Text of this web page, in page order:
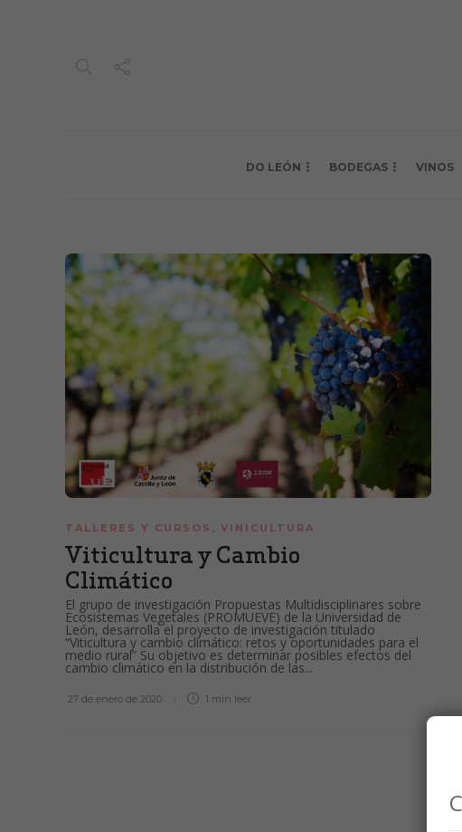
DO LEÓN BODEGAS VINOS
TALLERES Y CURSOS , VINICULTURA
Viticultura y Cambio
Climático
El grupo de investigación Propuestas Multidisciplinares sobre
Ecosistemas Vegetales (PROMUEVE) de la Universidad de
León, desarrolla el proyecto de investigación titulado
“Viticultura y cambio climático: retos y oportunidades para el
medio rural” Su objetivo es determinar posibles efectos del
cambio climático en la distribución de las...
27 de enero de 2020 1 min leer